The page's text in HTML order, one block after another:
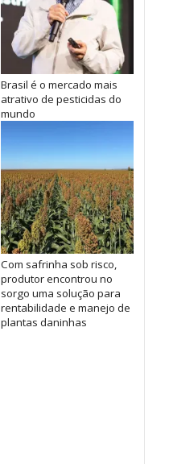
Brasil é o mercado mais
atrativo de pesticidas do
mundo
Com safrinha sob risco,
produtor encontrou no
sorgo uma solução para
rentabilidade e manejo de
plantas daninhas